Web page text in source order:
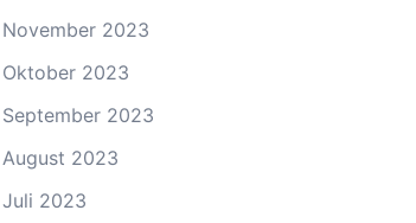
November 2023
Oktober 2023
September 2023
August 2023
Juli 2023